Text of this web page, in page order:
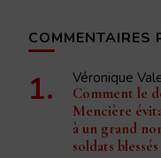
COMMENTAIRES
Véronique
Comment le
Mencière
à un grand
soldats blessés